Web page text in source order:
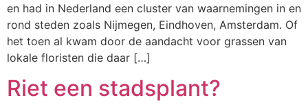
en had in Nederland een cluster van waarnemingen in en
rond steden zoals Nijmegen, Eindhoven, Amsterdam. Of
het toen al kwam door de aandacht voor grassen van
lokale floristen die daar […]
Riet een stadsplant?